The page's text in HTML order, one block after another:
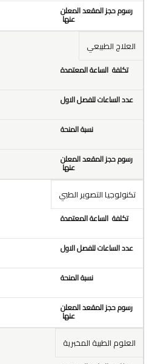
العلاج الطبيعي
تكنولوجيا التصوير الطبي
العلوم الطبية المخبرية